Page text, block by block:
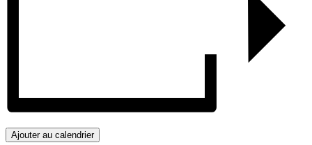
Ajouter au calendrier